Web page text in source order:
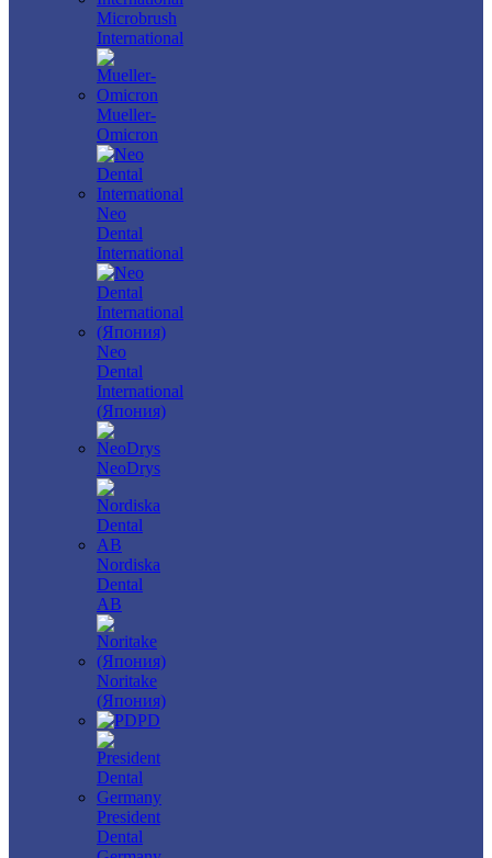
Microbrush
International
Mueller-
Omicron
Neo
Dental
International
Neo
Dental
International
(Япония)
NeoDrys
Nordiska
Dental
AB
Noritake
(Япония)
PD
President
Dental